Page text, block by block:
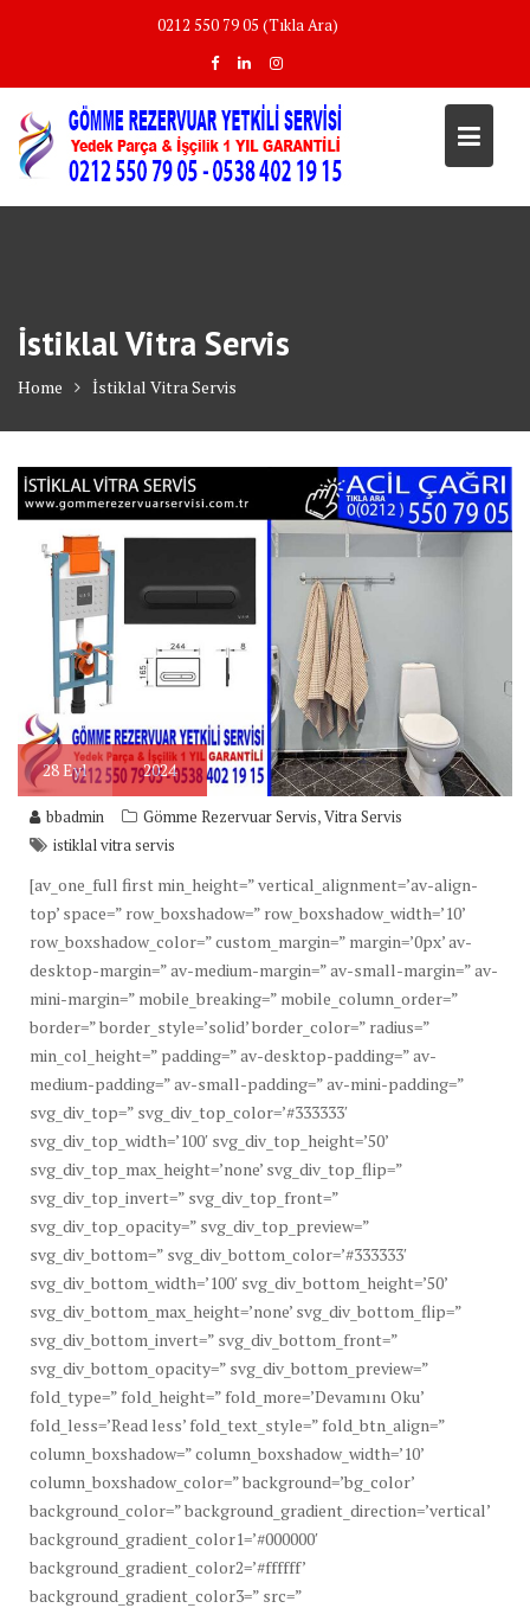
0212 550 79 05 (Tıkla Ara)
İstiklal Vitra Servis
Home İstiklal Vitra Servis
28Eyl 2024
bbadmin Gömme Rezervuar Servis,Vitra Servis
istiklal vitra servis
[av_one_full first min_height=” vertical_alignment=’av-align-
top’ space=” row_boxshadow=” row_boxshadow_width=’10’
row_boxshadow_color=” custom_margin=” margin=’0px’ av-
desktop-margin=” av-medium-margin=” av-small-margin=” av-
mini-margin=” mobile_breaking=” mobile_column_order=”
border=” border_style=’solid’ border_color=” radius=”
min_col_height=” padding=” av-desktop-padding=” av-
medium-padding=” av-small-padding=” av-mini-padding=”
svg_div_top=” svg_div_top_color=’#333333′
svg_div_top_width=’100′ svg_div_top_height=’50’
svg_div_top_max_height=’none’ svg_div_top_flip=”
svg_div_top_invert=” svg_div_top_front=”
svg_div_top_opacity=” svg_div_top_preview=”
svg_div_bottom=” svg_div_bottom_color=’#333333′
svg_div_bottom_width=’100′ svg_div_bottom_height=’50’
svg_div_bottom_max_height=’none’ svg_div_bottom_flip=”
svg_div_bottom_invert=” svg_div_bottom_front=”
svg_div_bottom_opacity=” svg_div_bottom_preview=”
fold_type=” fold_height=” fold_more=’Devamını Oku’
fold_less=’Read less’ fold_text_style=” fold_btn_align=”
column_boxshadow=” column_boxshadow_width=’10’
column_boxshadow_color=” background=’bg_color’
background_color=” background_gradient_direction=’vertical’
background_gradient_color1=’#000000′
background_gradient_color2=’#ffffff’
background_gradient_color3=” src=”